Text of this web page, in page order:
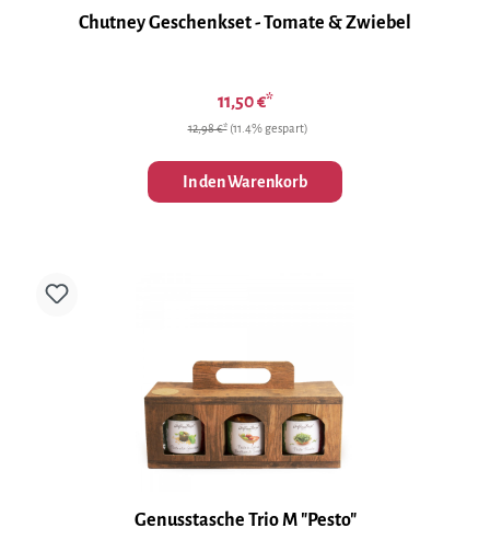
Chutney Geschenkset - Tomate & Zwiebel
11,50 €*
12,98 €* (11.4% gespart)
In den Warenkorb
Genusstasche Trio M "Pesto"